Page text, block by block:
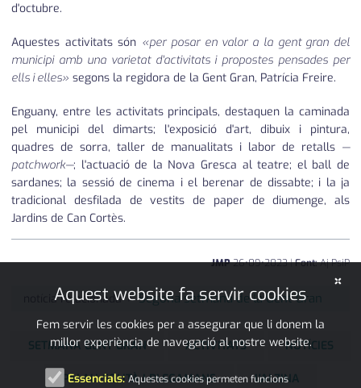
d'octubre.
Aquestes activitats són «per posar en valor a la gent gran del
municipi amb una varietat d'activitats i propostes pensades per
ells i elles» segons la regidora de la Gent Gran, Patrícia Freire.
Enguany, entre les activitats principals, destaquen la caminada
pel municipi del dimarts; l'exposició d'art, dibuix i pintura,
quadres de sorra, taller de manualitats i labor de retalls —
patchwork—; l'actuació de la Nova Gresca al teatre; el ball de
sardanes; la sessió de cinema i el berenar de dissabte; i la ja
tradicional desfilada de vestits de paper de diumenge, als
Jardins de Can Cortès.
JMP26•09•2023|Font:Aj PsiP
notícia relacionada Segona setmana de la Gent Gran
SETMANA GENT GRAN ACTIVITATS NOTÍCIES
PALAU-SOLITÀ I PLEGAMANS L'ALZINA
×
Aquest website fa servir cookies
Fem servir les cookies per a assegurar que li donem la
millor experiència de navegació al nostre website.
Essencials: Aquestes cookies permeten funcions